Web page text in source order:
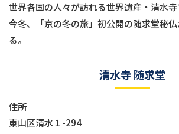
世界各国の人々が訪れる世界遺産・清水寺
今冬、「京の冬の旅」初公開の随求堂秘
る。
清水寺 随求堂
住所
東山区清水１-294